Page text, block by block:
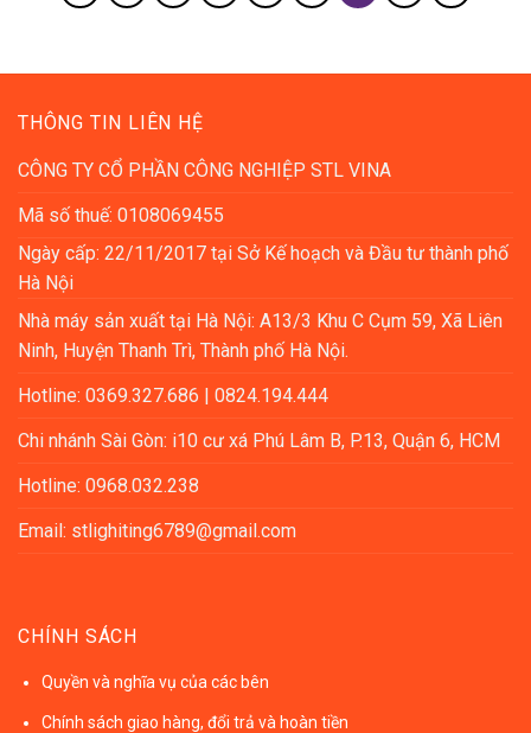
THÔNG TIN LIÊN HỆ
CÔNG TY CỔ PHẦN CÔNG NGHIỆP STL VINA
Mã số thuế: 0108069455
Ngày cấp: 22/11/2017 tại Sở Kế hoạch và Đầu tư thành phố
Hà Nội
Nhà máy sản xuất tại Hà Nội: A13/3 Khu C Cụm 59, Xã Liên
Ninh, Huyện Thanh Trì, Thành phố Hà Nội.
Hotline: 0369.327.686 | 0824.194.444
Chi nhánh Sài Gòn: i10 cư xá Phú Lâm B, P.13, Quận 6, HCM
Hotline: 0968.032.238
Email: stlighiting6789@gmail.com
CHÍNH SÁCH
Quyền và nghĩa vụ của các bên
Chính sách giao hàng, đổi trả và hoàn tiền